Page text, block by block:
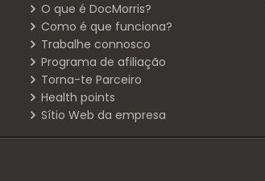
O que é DocMorris?
Como é que funciona?
Trabalhe connosco
Programa de afiliação
Torna-te Parceiro
Health points
Sítio Web da empresa